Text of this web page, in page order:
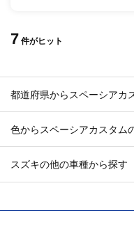
7 件がヒット
都道府県からスペーシアカ
色からスペーシアカスタム
スズキの他の車種から探す